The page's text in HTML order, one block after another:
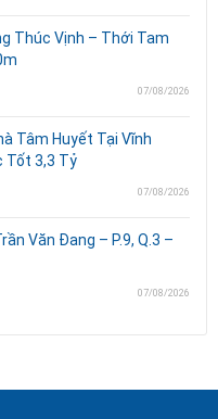
Thúc Vịnh – Thới Tam
07/08/2026
Tâm Huyết Tại Vĩnh
Tốt 3,3 Tỷ
07/08/2026
Văn Đang – P.9, Q.3 –
07/08/2026